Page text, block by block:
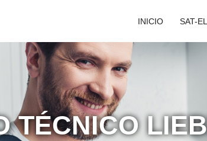
INICIO SAT-
TÉCNICO